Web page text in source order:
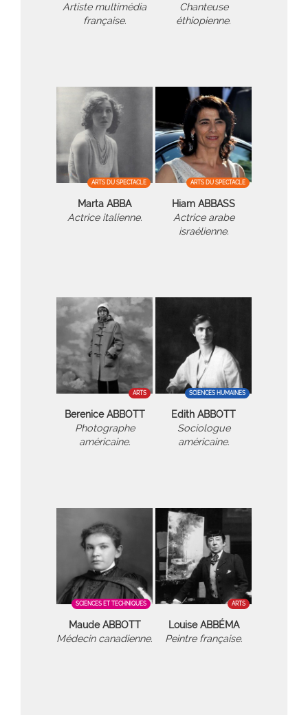
Artiste multimédia
française.
Chanteuse
éthiopienne.
ARTS DU SPECTACLE
Marta ABBA
Actrice italienne.
ARTS DU SPECTACLE
Hiam ABBASS
Actrice arabe
israélienne.
ARTS
Berenice ABBOTT
Photographe
américaine.
SCIENCES HUMAINES
Edith ABBOTT
Sociologue
américaine.
SCIENCES ET TECHNIQUES
Maude ABBOTT
Médecin canadienne.
ARTS
Louise ABBÉMA
Peintre française.